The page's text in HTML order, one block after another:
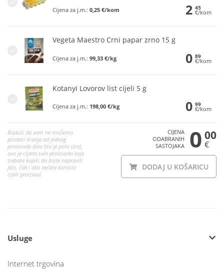
Cijena za j.m.: 0,25 €/kom 2 45
€/kom
Vegeta Maestro Crni papar zrno 15 g
Cijena za j.m.: 99,33 €/kg 0 89
€/kom
Kotanyi Lovorov list cijeli 5 g
Cijena za j.m.: 198,00 €/kg 0 99
€/kom
Budući da vam ne možemo
prodati manje od jednog
proizvoda (kao što je pola sira),
ovo je cijena svih proizvoda koje
trebate kupiti da biste napravili
jelo, čak i ako nećete koristiti
cijeli proizvod.
CIJENA
ODABRANIH
SASTOJAKA
0 00
€
DODAJ U KOŠARICU
Usluge
Internet trgovina